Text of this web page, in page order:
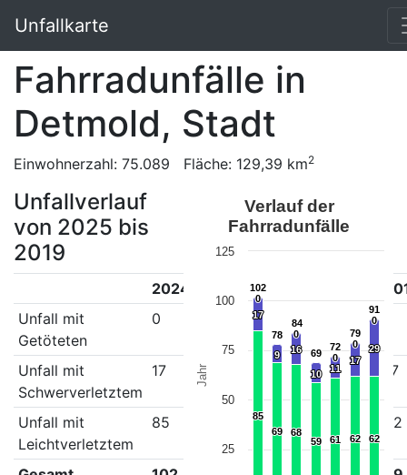
Unfallkarte
Fahrradunfälle in
Detmold, Stadt
Einwohnerzahl: 75.089 Fläche: 129,39 km2
Unfallverlauf
von 2025 bis
2019
2024 2022
Unfall mit
Getöteten
0 0 0
Unfall mit
Schwerverletztem
17 9 10 11 17
Unfall mit
Leichtverletztem
85 68 62
Jahr
Verlauf der
Fahrradunfälle
102
102
78
78
84
84
69
69
72
72
79
79
91
91
0
0
0
0
0
0
0
0
0
0
17
17
9
9 16
16
10
10 11
11
17
17
29
29
85
85
69
69 68
68
59
59 61
61 62
62 62
62
25
50
75
100
125